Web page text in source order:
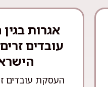
אגרות
עובדים
העסקת עובדים